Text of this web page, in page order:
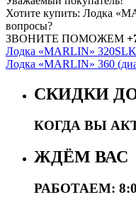
Хотите купить: Лодка
вопросы?
ЗВОНИТЕ ПОМОЖЕМ
Лодка «MARLIN» 320SLK
Лодка «MARLIN» 360
СКИДКИ ДО
КОГДА ВЫ
ЖДЁМ ВАС
РАБОТАЕМ: